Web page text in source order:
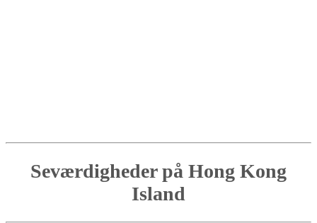
Seværdigheder på Hong Kong
Island